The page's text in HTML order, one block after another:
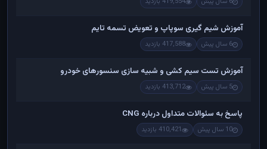
آموزش شیم گیری سوپاپ و تعویض تسمه تایم
6 سال پیش 417,588 بازدید
آموزش تست سیم کشی و شبیه سازی سنسورهای خودرو
5 سال پیش 413,712 بازدید
پاسخ به سئوالات متداول درباره CNG
10 سال پیش 410,421 بازدید